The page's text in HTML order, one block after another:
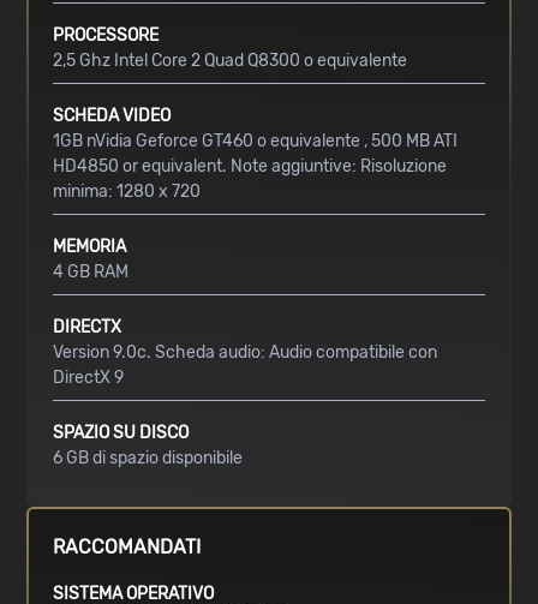
PROCESSORE
2,5 Ghz Intel Core 2 Quad Q8300 o equivalente
SCHEDA VIDEO
1GB nVidia Geforce GT460 o equivalente , 500 MB ATI
HD4850 or equivalent. Note aggiuntive: Risoluzione
minima: 1280 x 720
MEMORIA
4 GB RAM
DIRECTX
Version 9.0c. Scheda audio: Audio compatibile con
DirectX 9
SPAZIO SU DISCO
6 GB di spazio disponibile
RACCOMANDATI
SISTEMA OPERATIVO